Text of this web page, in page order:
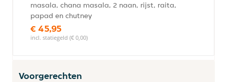
masala, chana masala, 2 naan, rijst, raita,
papad en chutney
€ 45,95
incl. statiegeld (€ 0,00)
Voorgerechten